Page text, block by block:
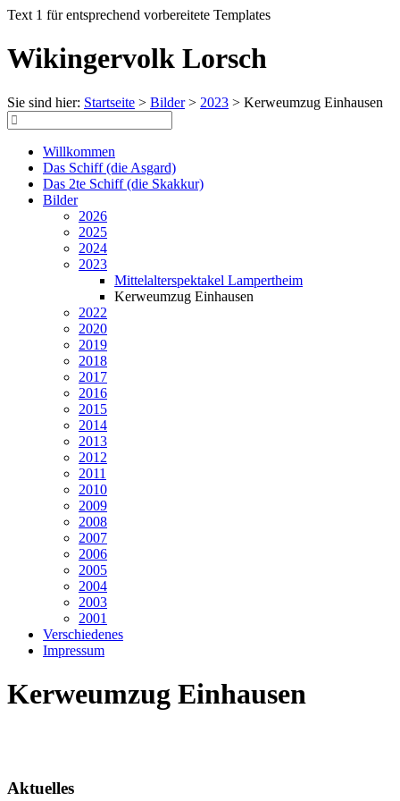
Text 1 für entsprechend vorbereitete Templates
Wikingervolk Lorsch
Sie sind hier: Startseite > Bilder> 2023 > Kerweumzug Einhausen
Willkommen
Das Schiff (die Asgard)
Das 2te Schiff (die Skakkur)
Bilder
2026
2025
2024
2023
Mittelalterspektakel Lampertheim
Kerweumzug Einhausen
2022
2020
2019
2018
2017
2016
2015
2014
2013
2012
2011
2010
2009
2008
2007
2006
2005
2004
2003
2001
Verschiedenes
Impressum
Kerweumzug Einhausen
Aktuelles